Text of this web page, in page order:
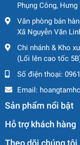
Phụng Công, Hưng
Văn phòng bán
Xã Nguyễn Văn
Chi nhánh & Kho
(Lối lên cao tốc
Số điện thoại:
Email:
Sản phẩm nổi bật
Hỗ trợ khách hàng
Theo dõi chúng tôi